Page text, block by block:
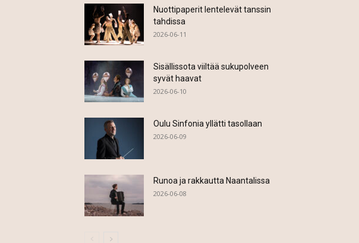
Nuottipaperit lentelevät tanssin
tahdissa
2026-06-11
Sisällissota viiltää sukupolveen
syvät haavat
2026-06-10
Oulu Sinfonia yllätti tasollaan
2026-06-09
Runoa ja rakkautta Naantalissa
2026-06-08